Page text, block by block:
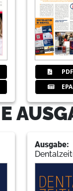
PDF
Ausgabe: